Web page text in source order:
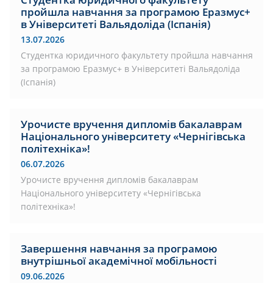
пройшла навчання за програмою Еразмус+
в Університеті Вальядоліда (Іспанія)
13.07.2026
Студентка юридичного факультету пройшла навчання
за програмою Еразмус+ в Університеті Вальядоліда
(Іспанія)
Урочисте вручення дипломів бакалаврам
Національного університету «Чернігівська
політехніка»!
06.07.2026
Урочисте вручення дипломів бакалаврам
Національного університету «Чернігівська
політехніка»!
Завершення навчання за програмою
внутрішньої академічної мобільності
09.06.2026